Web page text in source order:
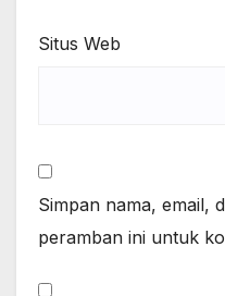
Situs Web
Simpan nama, email,
peramban ini untuk